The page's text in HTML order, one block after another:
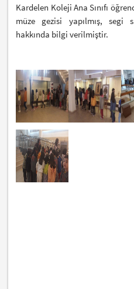
Kardelen Koleji Ana Sınıfı
müze gezisi yapılmış, segi
hakkında bilgi verilmiştir.